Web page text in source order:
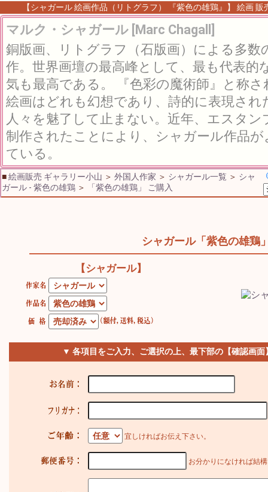
【シャガール 絵画作品（リトグラフ） 『紫色の雄鶏』】 絵画
マルク・シャガール [Marc Chagall]
銅版画、リトグラフ（石版画）による多数
作。世界画壇の最高峰として、最も代表的
気も最高である。 『色彩の魔術師』と称
絵画はどれも幻想であり、詩的に表現され
人々を魅了して止まない。近年、エスタン
制作されたことにより、シャガール作品
ている。
■絵画販売 ギャラリー小山 ＞ 外国人作家 ＞ シャガール一覧 ＞ シャ
ガール - 紫色の雄鶏 ＞ 「紫色の雄鶏」 ご購入
シャガール「紫色の雄鶏
【シャガール】
▼ 各項目をご入力、ご選択の上、最下部の【確認画
宜しければお伝え下さい。
お分かりになければ結